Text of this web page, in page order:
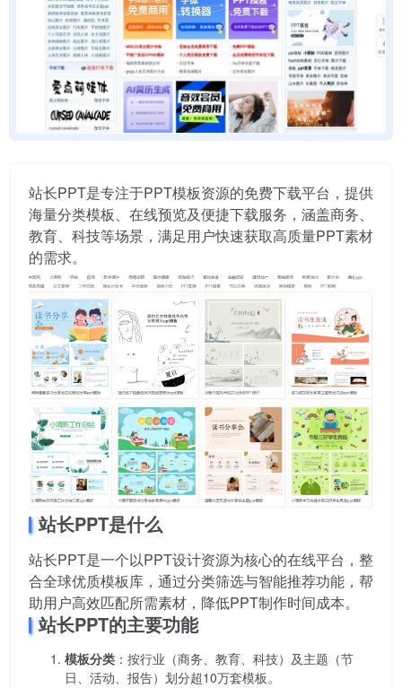
站长PPT是专注于PPT模板资源的免费下载平台，提供
海量分类模板、在线预览及便捷下载服务，涵盖商务、
教育、科技等场景，满足用户快速获取高质量PPT素材
的需求。
站长PPT是什么
站长PPT是一个以PPT设计资源为核心的在线平台，整
合全球优质模板库，通过分类筛选与智能推荐功能，帮
助用户高效匹配所需素材，降低PPT制作时间成本。
站长PPT的主要功能
模板分类 ：按行业（商务、教育、科技）及主题（节
日、活动、报告）划分超10万套模板。